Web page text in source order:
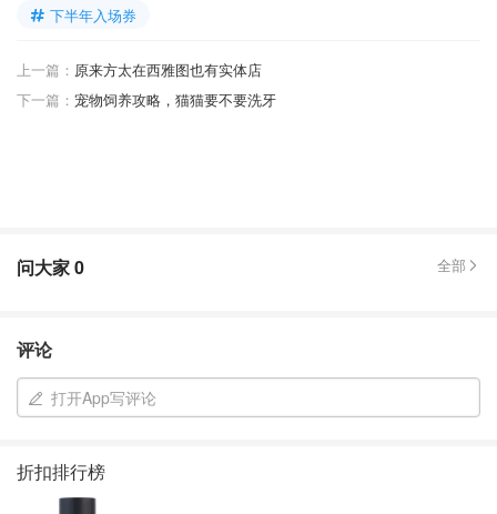
下半年入场券
上一篇： 原来方太在西雅图也有实体店
下一篇： 宠物饲养攻略，猫猫要不要洗牙
问大家0 全部
评论
打开App写评论
折扣排行榜